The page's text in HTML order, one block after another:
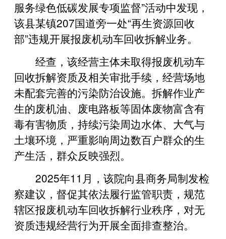
服务绿色低碳发展专项监督”活动中发现，
该县某镇207国道旁一处“再生资源回收
部”违规开展报废机动车回收拆解业务。
经查，该经营主体未取得报废机动车
回收拆解资质及相关审批手续，经营场地
未配套完善的污染防治设施。拆解作业产
生的废机油、废电路板等固体废物富含有
毒有害物质，持续污染周边水体、大气与
土壤环境，严重影响周边数百户群众的生
产生活，群众反映强烈。
2025年11月，该院向县商务局制发检
察建议，督促其依法履行监管职责，规范
辖区报废机动车回收拆解行业秩序，对无
资质违规经营行为开展全面排查整治。